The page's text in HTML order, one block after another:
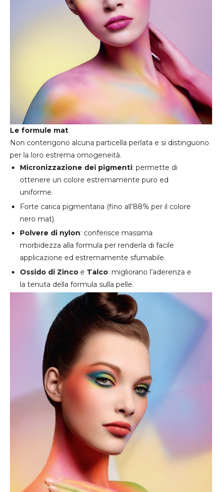
Le formule mat
Non contengono alcuna particella perlata e si distinguono
per la loro estrema omogeneità.
Micronizzazione dei pigmenti: permette di
ottenere un colore estremamente puro ed
uniforme.
Forte carica pigmentaria (fino all’88% per il colore
nero mat).
Polvere di nylon: conferisce massima
morbidezza alla formula per renderla di facile
applicazione ed estremamente sfumabile.
Ossido di Zinco e Talco: migliorano l’aderenza e
la tenuta della formula sulla pelle.